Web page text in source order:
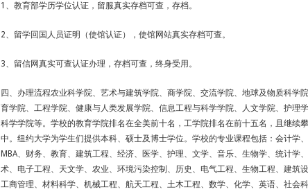
1、教育部学历学位认证，留服真实存档可查，存档。
2、留学回国人员证明（使馆认证），使馆网站真实存档可查。
3、留信网真实可查认证办理，存档可查，终身受用。
四、办理流程农业科学院、艺术与建筑学院、商学院、交流学院、地球及物质科学
育学院、工程学院、健康与人类发展学院、信息工程与科学学院、人文学院、护理学
科学学院等。学校的教育学院排名在全美前十名，工学院排名在前十五名，且继续
中。纽约大学为学生们提供本科、硕士及博士学位。学校的专业课程包括：会计学、
MBA、财务、教育、建筑工程、经济、医学、护理、文学、音乐、生物学、统计学
术、电子工程、天文学、农业、环境污染控制、历史、电气工程、生物工程、建筑设
工商管理、材料科学、机械工程、航天工程、土木工程、数学、化学、英语、社会科